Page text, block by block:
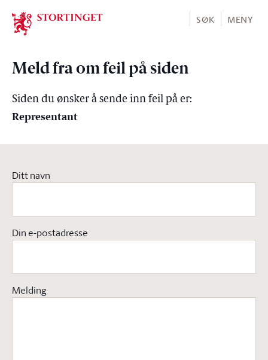
Stortinget.no
SØK MENY
Meld fra om feil på siden
Siden du ønsker å sende inn feil på er:
Representant
Ditt navn
Din e-postadresse
Melding